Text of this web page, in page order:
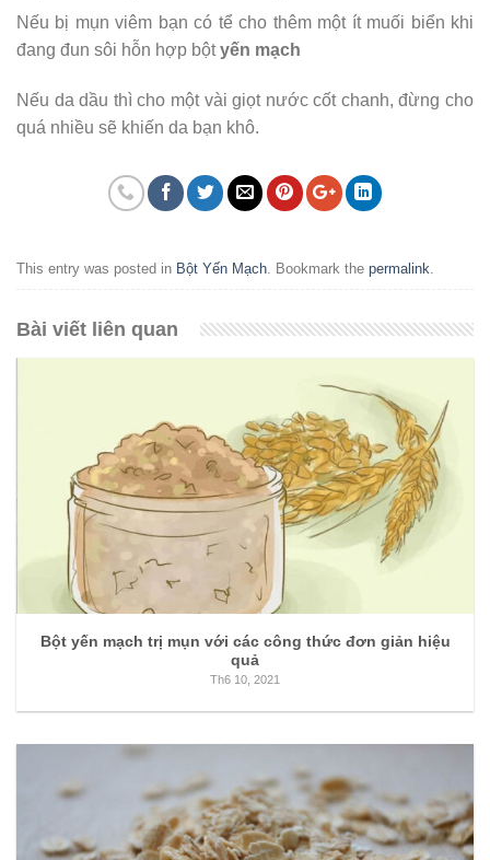
Nếu bị mụn viêm bạn có tể cho thêm một ít muối biển khi
đang đun sôi hỗn hợp bộtyến mạch
Nếu da dầu thì cho một vài giọt nước cốt chanh, đừng cho
quá nhiều sẽ khiến da bạn khô.
This entry was posted in Bột Yến Mạch. Bookmark the permalink.
Bài viết liên quan
Bột yến mạch trị mụn với các công thức đơn giản hiệu
quả
Th6 10, 2021